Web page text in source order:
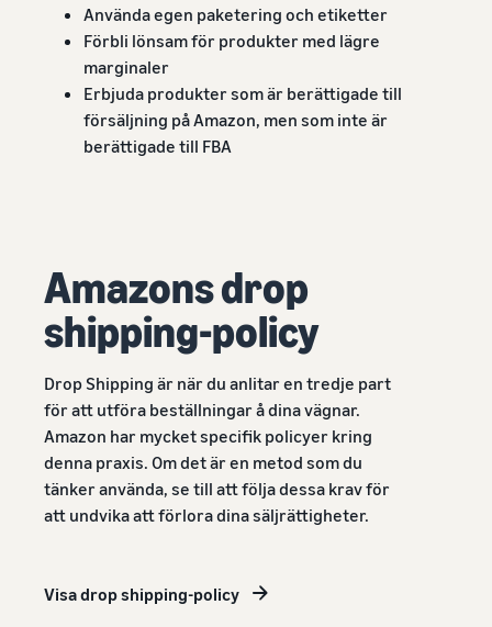
Använda egen paketering och etiketter
Förbli lönsam för produkter med lägre
marginaler
Erbjuda produkter som är berättigade till
försäljning på Amazon, men som inte är
berättigade till FBA
Amazons drop
shipping-policy
Drop Shipping är när du anlitar en tredje part
för att utföra beställningar å dina vägnar.
Amazon har mycket specifik policyer kring
denna praxis. Om det är en metod som du
tänker använda, se till att följa dessa krav för
att undvika att förlora dina säljrättigheter.
Visa drop shipping-policy